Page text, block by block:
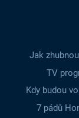
Jak
TV
Kdy budou
7 pádů